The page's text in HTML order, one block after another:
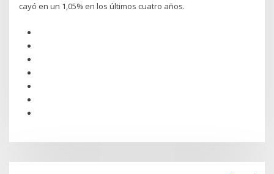
cayó en un 1,05% en los últimos cuatro años.